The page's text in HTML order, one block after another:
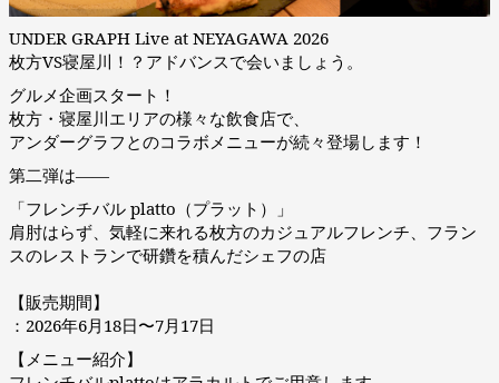
UNDER GRAPH Live at NEYAGAWA 2026
枚方VS寝屋川！？アドバンスで会いましょう。
グルメ企画スタート！
枚方・寝屋川エリアの様々な飲食店で、
アンダーグラフとのコラボメニューが続々登場します！
第二弾は――
「フレンチバル platto（プラット）」
肩肘はらず、気軽に来れる枚方のカジュアルフレンチ、フラン
スのレストランで研鑽を積んだシェフの店
【販売期間】
：2026年6月18日〜7月17日
【メニュー紹介】